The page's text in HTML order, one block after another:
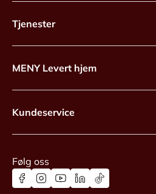
Tjenester
MENY Levert hjem
Kundeservice
Følg oss